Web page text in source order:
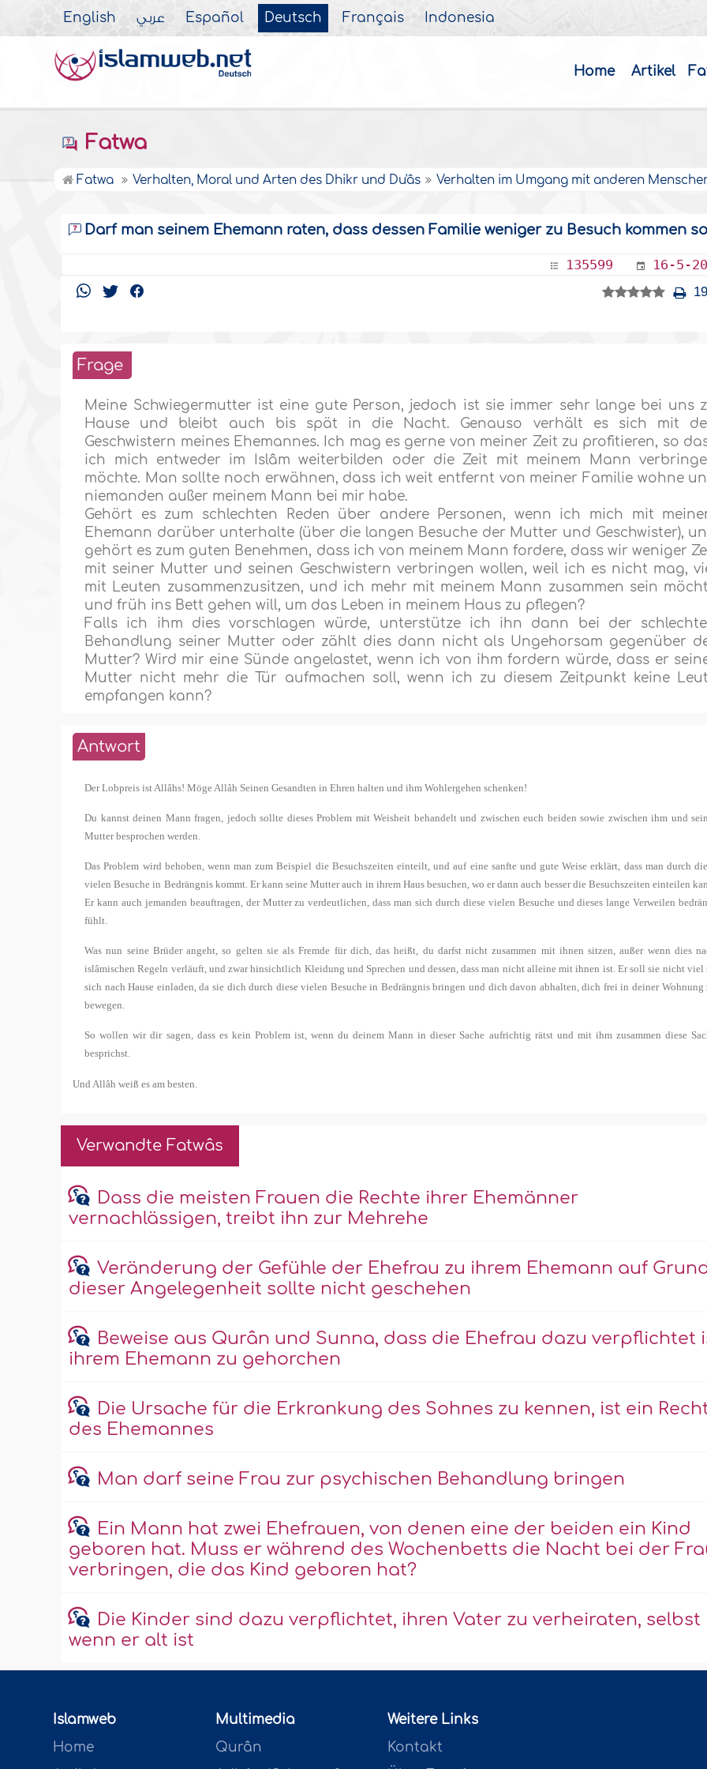
English عربي Español Deutsch Français Indonesia
Home Artikel
Fatwa
Fatwa Verhalten, Moral und Arten des Dhikr und Du'âs Verhalten im Umgang mit anderen
Darf man seinem Ehemann raten, dass dessen Familie weniger zu Besuch kommen
135599 16-5-
Frage
Meine Schwiegermutter ist eine gute Person, jedoch ist sie immer sehr lange bei uns
Hause und bleibt auch bis spät in die Nacht. Genauso verhält es sich mit
Geschwistern meines Ehemannes. Ich mag es gerne von meiner Zeit zu profitieren, so
ich mich entweder im Islâm weiterbilden oder die Zeit mit meinem Mann
möchte. Man sollte noch erwähnen, dass ich weit entfernt von meiner Familie wohne
niemanden außer meinem Mann bei mir habe.
Gehört es zum schlechten Reden über andere Personen, wenn ich mich mit
Ehemann darüber unterhalte (über die langen Besuche der Mutter und Geschwister),
gehört es zum guten Benehmen, dass ich von meinem Mann fordere, dass wir weniger
mit seiner Mutter und seinen Geschwistern verbringen wollen, weil ich es nicht mag,
mit Leuten zusammenzusitzen, und ich mehr mit meinem Mann zusammen sein
und früh ins Bett gehen will, um das Leben in meinem Haus zu pflegen?
Falls ich ihm dies vorschlagen würde, unterstütze ich ihn dann bei der
Behandlung seiner Mutter oder zählt dies dann nicht als Ungehorsam gegenüber
Mutter? Wird mir eine Sünde angelastet, wenn ich von ihm fordern würde, dass er
Mutter nicht mehr die Tür aufmachen soll, wenn ich zu diesem Zeitpunkt keine
empfangen kann?
Antwort
Der Lobpreis ist Allâhs! Möge Allâh Seinen Gesandten in Ehren halten und ihm Wohlergehen schenken!
Du kannst deinen Mann fragen, jedoch sollte dieses Problem mit Weisheit behandelt und zwischen euch beiden sowie zwischen ihm und
Mutter besprochen werden.
Das Problem wird behoben, wenn man zum Beispiel die Besuchszeiten einteilt, und auf eine sanfte und gute Weise erklärt, dass man durch
vielen Besuche in Bedrängnis kommt. Er kann seine Mutter auch in ihrem Haus besuchen, wo er dann auch besser die Besuchszeiten einteilen
Er kann auch jemanden beauftragen, der Mutter zu verdeutlichen, dass man sich durch diese vielen Besuche und dieses lange Verweilen
fühlt.
Was nun seine Brüder angeht, so gelten sie als Fremde für dich, das heißt, du darfst nicht zusammen mit ihnen sitzen, außer wenn dies
islâmischen Regeln verläuft, und zwar hinsichtlich Kleidung und Sprechen und dessen, dass man nicht alleine mit ihnen ist. Er soll sie nicht viel
sich nach Hause einladen, da sie dich durch diese vielen Besuche in Bedrängnis bringen und dich davon abhalten, dich frei in deiner Wohnung
bewegen.
So wollen wir dir sagen, dass es kein Problem ist, wenn du deinem Mann in dieser Sache aufrichtig rätst und mit ihm zusammen diese
besprichst.
Und Allâh weiß es am besten.
Verwandte Fatwâs
Dass die meisten Frauen die Rechte ihrer Ehemänner
vernachlässigen, treibt ihn zur Mehrehe
Veränderung der Gefühle der Ehefrau zu ihrem Ehemann auf
dieser Angelegenheit sollte nicht geschehen
Beweise aus Qurân und Sunna, dass die Ehefrau dazu verpflichtet
ihrem Ehemann zu gehorchen
Die Ursache für die Erkrankung des Sohnes zu kennen, ist ein
des Ehemannes
Man darf seine Frau zur psychischen Behandlung bringen
Ein Mann hat zwei Ehefrauen, von denen eine der beiden ein Kind
geboren hat. Muss er während des Wochenbetts die Nacht bei der
verbringen, die das Kind geboren hat?
Die Kinder sind dazu verpflichtet, ihren Vater zu verheiraten, selbst
wenn er alt ist
Islamweb
Home
Multimedia
Qurân
Weitere Links
Kontakt